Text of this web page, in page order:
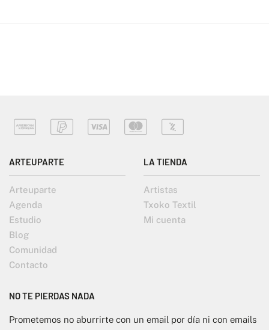
ARTEUPARTE
Arteuparte
Agenda
Estudio
Blog
Comunidad
Contacto
LA TIENDA
Artistas
Txoko Textil
Mi cuenta
NO TE PIERDAS NADA
Prometemos no aburrirte con un email por día ni con emails